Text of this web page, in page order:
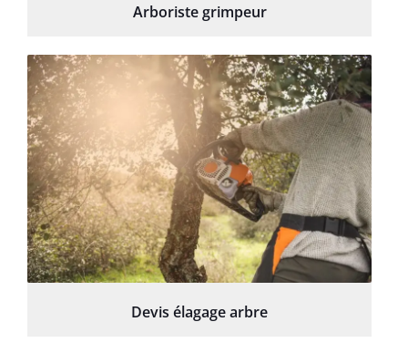
Arboriste grimpeur
Devis élagage arbre